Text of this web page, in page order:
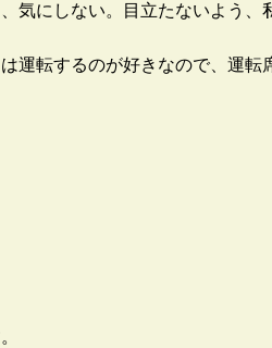
気にしない。目立たないよう、
運転するのが好きなので、運転